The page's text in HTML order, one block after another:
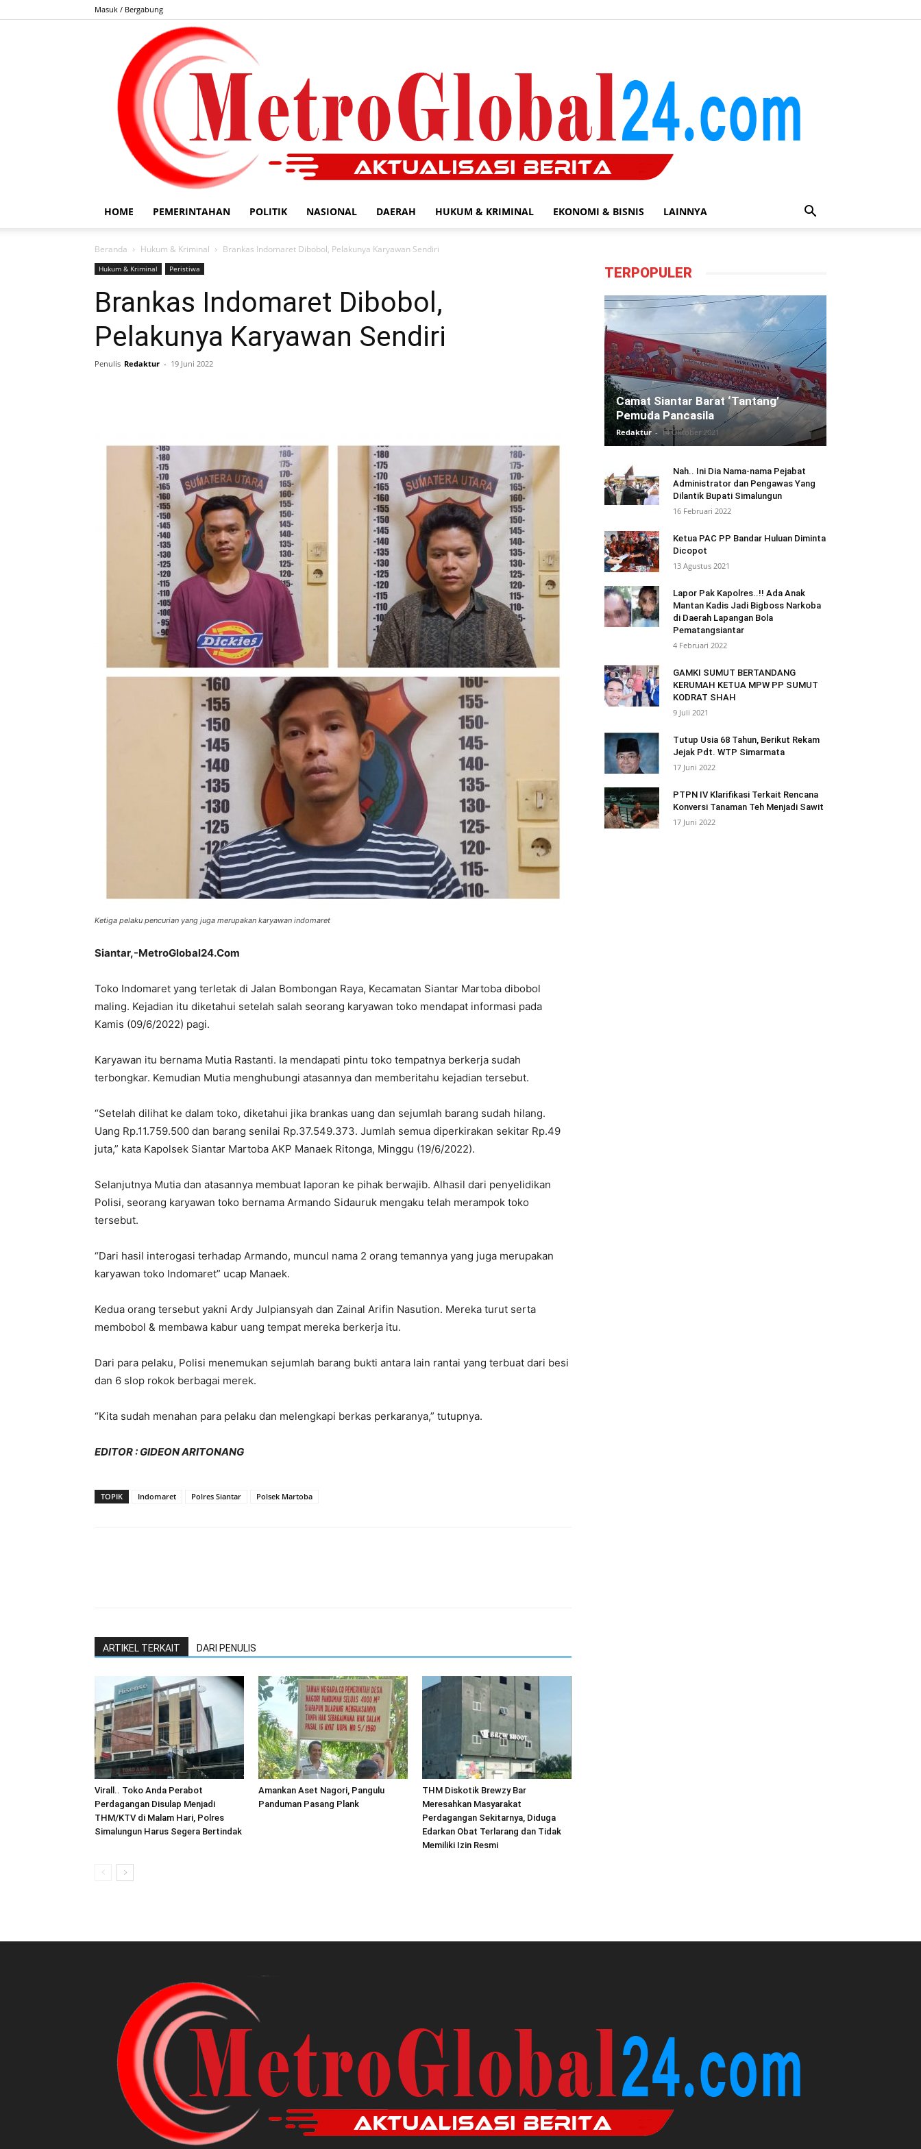
Masuk / Bergabung
HOME PEMERINTAHAN POLITIK NASIONAL DAERAH HUKUM & KRIMINAL EKONOMI & BISNIS LAINNYA
Beranda Hukum & Kriminal Brankas Indomaret Dibobol, Pelakunya Karyawan Sendiri
Hukum & Kriminal Peristiwa
Brankas Indomaret Dibobol,
Pelakunya Karyawan Sendiri
Penulis Redaktur - 19 Juni 2022
Ketiga pelaku pencurian yang juga merupakan karyawan indomaret
Siantar,-MetroGlobal24.Com
Toko Indomaret yang terletak di Jalan Bombongan Raya, Kecamatan Siantar Martoba dibobol
maling. Kejadian itu diketahui setelah salah seorang karyawan toko mendapat informasi pada
Kamis (09/6/2022) pagi.
Karyawan itu bernama Mutia Rastanti. Ia mendapati pintu toko tempatnya berkerja sudah
terbongkar. Kemudian Mutia menghubungi atasannya dan memberitahu kejadian tersebut.
“Setelah dilihat ke dalam toko, diketahui jika brankas uang dan sejumlah barang sudah hilang.
Uang Rp.11.759.500 dan barang senilai Rp.37.549.373. Jumlah semua diperkirakan sekitar Rp.49
juta,” kata Kapolsek Siantar Martoba AKP Manaek Ritonga, Minggu (19/6/2022).
Selanjutnya Mutia dan atasannya membuat laporan ke pihak berwajib. Alhasil dari penyelidikan
Polisi, seorang karyawan toko bernama Armando Sidauruk mengaku telah merampok toko
tersebut.
“Dari hasil interogasi terhadap Armando, muncul nama 2 orang temannya yang juga merupakan
karyawan toko Indomaret” ucap Manaek.
Kedua orang tersebut yakni Ardy Julpiansyah dan Zainal Arifin Nasution. Mereka turut serta
membobol & membawa kabur uang tempat mereka berkerja itu.
Dari para pelaku, Polisi menemukan sejumlah barang bukti antara lain rantai yang terbuat dari besi
dan 6 slop rokok berbagai merek.
“Kita sudah menahan para pelaku dan melengkapi berkas perkaranya,” tutupnya.
EDITOR : GIDEON ARITONANG
TOPIK Indomaret Polres Siantar Polsek Martoba
ARTIKEL TERKAIT DARI PENULIS
Virall.. Toko Anda Perabot
Perdagangan Disulap Menjadi
THM/KTV di Malam Hari, Polres
Simalungun Harus Segera Bertindak
Amankan Aset Nagori, Pangulu
Panduman Pasang Plank
THM Diskotik Brewzy Bar
Meresahkan Masyarakat
Perdagangan Sekitarnya, Diduga
Edarkan Obat Terlarang dan Tidak
Memiliki Izin Resmi
TERPOPULER
Camat Siantar Barat ‘Tantang’
Pemuda Pancasila
Redaktur - 14 Oktober 2021
Nah.. Ini Dia Nama-nama Pejabat
Administrator dan Pengawas Yang
Dilantik Bupati Simalungun
16 Februari 2022
Ketua PAC PP Bandar Huluan Diminta
Dicopot
13 Agustus 2021
Lapor Pak Kapolres..!! Ada Anak
Mantan Kadis Jadi Bigboss Narkoba
di Daerah Lapangan Bola
Pematangsiantar
4 Februari 2022
GAMKI SUMUT BERTANDANG
KERUMAH KETUA MPW PP SUMUT
KODRAT SHAH
9 Juli 2021
Tutup Usia 68 Tahun, Berikut Rekam
Jejak Pdt. WTP Simarmata
17 Juni 2022
PTPN IV Klarifikasi Terkait Rencana
Konversi Tanaman Teh Menjadi Sawit
17 Juni 2022